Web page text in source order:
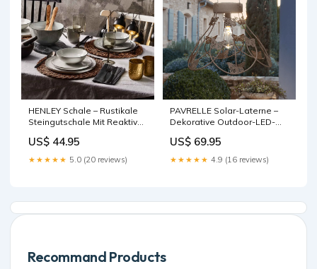
HENLEY Schale – Rustikale
Steingutschale Mit Reaktiver
US$ 44.95
★★★★★ 5.0 (20 reviews)
PAVRELLE Solar-Laterne –
Dekorative Outdoor-LED-
dream
US$ 69.95
★★★★★ 4.9 (16 reviews)
Recommand Products